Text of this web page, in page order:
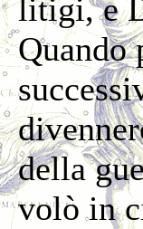
litigi, e
Quando
della
volò in